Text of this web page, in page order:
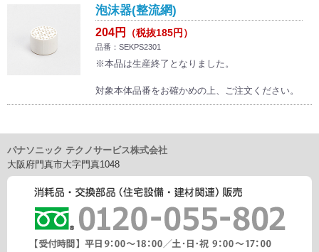
泡沫器(整流網)
204円 （税抜185円）
品番：SEKPS2301
※本品は生産終了となりました。
対象本体品番をお確かめの上、ご注文ください。
パナソニック テクノサービス株式会社
大阪府門真市大字門真1048